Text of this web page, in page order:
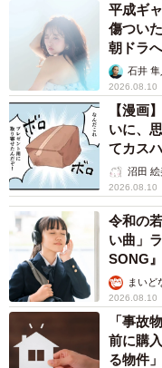
平成ギ
傷つい
朝ドラ
石井 隼
2026.08.10
【漫画
いに、
てカス
沼田 絵
2026.08.10
令和の
い曲」
SONG
まいど
2026.08.10
「事故
前に購
る物件